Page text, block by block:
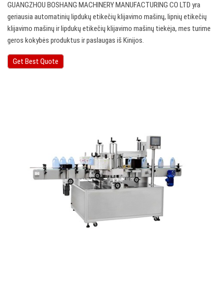
GUANGZHOU BOSHANG MACHINERY MANUFACTURING CO LTD yra
geriausia automatinių lipdukų etikečių klijavimo mašinų, lipnių etikečių
klijavimo mašinų ir lipdukų etikečių klijavimo mašinų tiekėja, mes turime
geros kokybės produktus ir paslaugas iš Kinijos.
Get Best Quote